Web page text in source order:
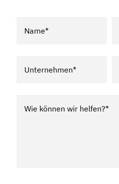
Name*
Unternehmen*
Wie können wir helfen?*